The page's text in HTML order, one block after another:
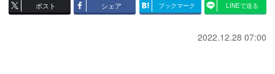
ポスト シェア ブックマーク LINEで送る
2022.12.28 07:00